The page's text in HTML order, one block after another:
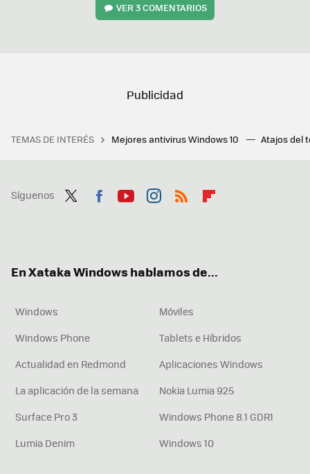
VER3 COMENTARIOS
TEMAS DE INTERÉS Mejores antivirus Windows 10 Atajos del
Síguenos
En Xataka Windows hablamos de...
Windows
Móviles
Windows Phone
Tablets e Híbridos
Actualidad en Redmond
Aplicaciones Windows
La aplicación de la semana
Nokia Lumia 925
Surface Pro 3
Windows Phone 8.1 GDR1
Lumia Denim
Windows 10